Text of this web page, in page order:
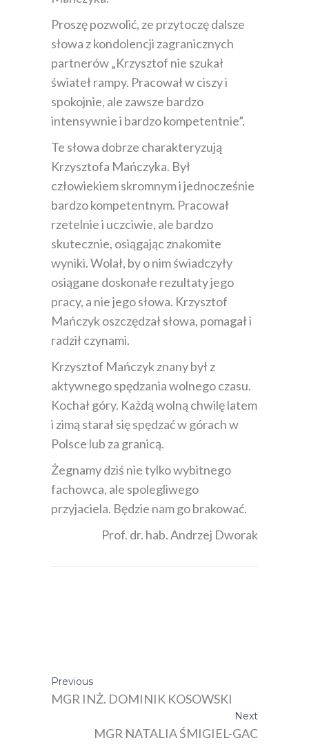
Proszę pozwolić, ze przytoczę dalsze
słowa z kondolencji zagranicznych
partnerów „Krzysztof nie szukał
świateł rampy. Pracował w ciszy i
spokojnie, ale zawsze bardzo
intensywnie i bardzo kompetentnie”.
Te słowa dobrze charakteryzują
Krzysztofa Mańczyka. Był
człowiekiem skromnym i jednocześnie
bardzo kompetentnym. Pracował
rzetelnie i uczciwie, ale bardzo
skutecznie, osiągając znakomite
wyniki. Wolał, by o nim świadczyły
osiągane doskonałe rezultaty jego
pracy, a nie jego słowa. Krzysztof
Mańczyk oszczędzał słowa, pomagał i
radził czynami.
Krzysztof Mańczyk znany był z
aktywnego spędzania wolnego czasu.
Kochał góry. Każdą wolną chwilę latem
i zimą starał się spędzać w górach w
Polsce lub za granicą.
Żegnamy dziś nie tylko wybitnego
fachowca, ale spolegliwego
przyjaciela. Będzie nam go brakować.
Prof. dr. hab. Andrzej Dworak
Previous
MGR INŻ. DOMINIK KOSOWSKI
Next
MGR NATALIA ŚMIGIEL-GAC